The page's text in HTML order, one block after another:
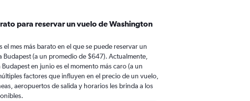
para reservar un vuelo de Washington
el mes más barato en el que se puede reservar un
Budapest (a un promedio de $647). Actualmente,
en junio es el momento más caro (a un
factores que influyen en el precio de un vuelo,
aeropuertos de salida y horarios les brinda a los